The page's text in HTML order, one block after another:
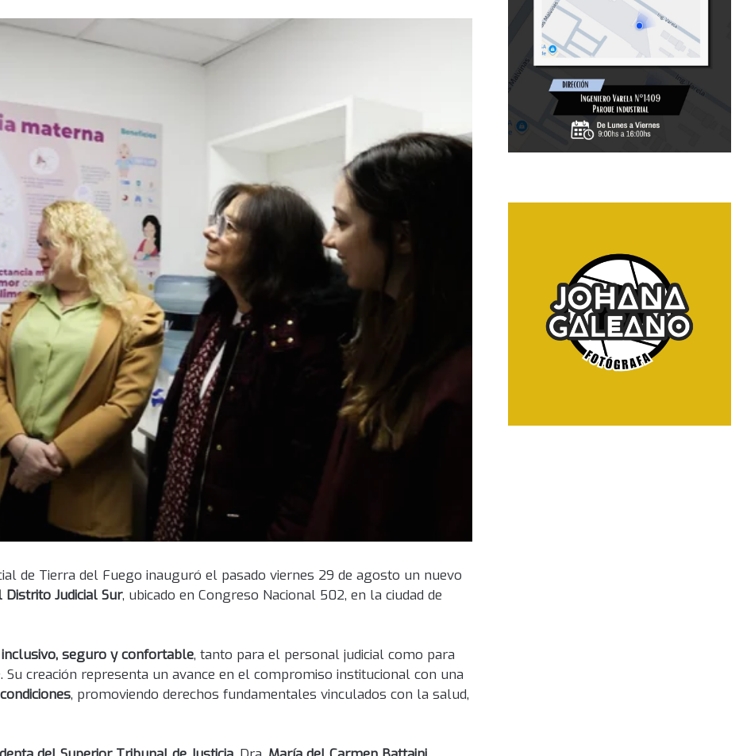
de Tierra del Fuego inauguró el pasado viernes 29 de agosto un nuevo
Judicial Sur, ubicado en Congreso Nacional 502, en la ciudad de
inclusivo, seguro y confortable, tanto para el personal judicial como para
creación representa un avance en el compromiso institucional con una
, promoviendo derechos fundamentales vinculados con la salud,